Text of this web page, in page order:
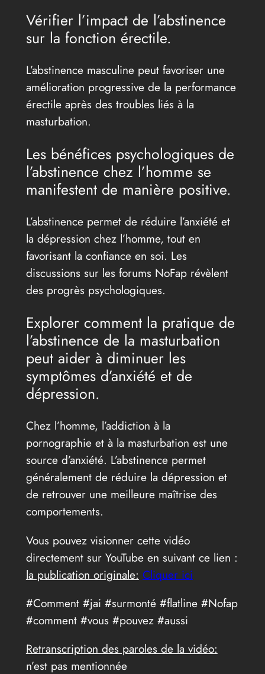
Vérifier l’impact de l’abstinence
sur la fonction érectile.
L’abstinence masculine peut favoriser une
amélioration progressive de la performance
érectile après des troubles liés à la
masturbation.
Les bénéfices psychologiques de
l’abstinence chez l’homme se
manifestent de manière positive.
L’abstinence permet de réduire l’anxiété et
la dépression chez l’homme, tout en
favorisant la confiance en soi. Les
discussions sur les forums NoFap révèlent
des progrès psychologiques.
Explorer comment la pratique de
l’abstinence de la masturbation
peut aider à diminuer les
symptômes d’anxiété et de
dépression.
Chez l’homme, l’addiction à la
pornographie et à la masturbation est une
source d’anxiété. L’abstinence permet
généralement de réduire la dépression et
de retrouver une meilleure maîtrise des
comportements.
Vous pouvez visionner cette vidéo
directement sur YouTube en suivant ce lien :
la publication originale: Cliquer ici
#Comment #jai #surmonté #flatline #Nofap
#comment #vous #pouvez #aussi
Retranscription des paroles de la vidéo:
n’est pas mentionnée